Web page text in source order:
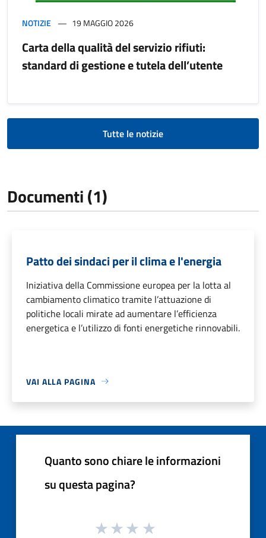
NOTIZIE 19 MAGGIO 2026
Carta della qualità del servizio rifiuti:
standard di gestione e tutela dell’utente
Tutte le notizie
Documenti (1)
Patto dei sindaci per il clima e l'energia
Iniziativa della Commissione europea per la lotta al
cambiamento climatico tramite l’attuazione di
politiche locali mirate ad aumentare l’efficienza
energetica e l’utilizzo di fonti energetiche rinnovabili.
VAI ALLA PAGINA
Quanto sono chiare le informazioni
su questa pagina?